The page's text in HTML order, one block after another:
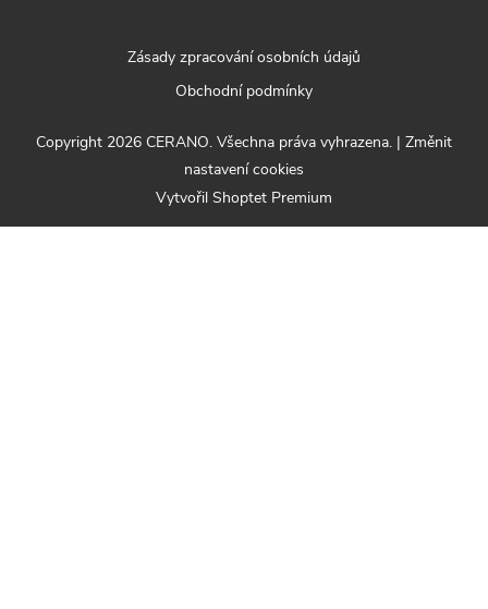
Zásady zpracování osobních údajů
Obchodní podmínky
Vytvořil Shoptet Premium
Copyright 2026 CERANO. Všechna práva vyhrazena. | Změnit
nastavení cookies